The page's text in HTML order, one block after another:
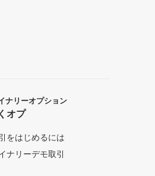
ナリーオプション
オプ
をはじめるには
ナリーデモ取引